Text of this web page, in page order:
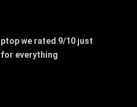
we rated 9/10 just
for everything